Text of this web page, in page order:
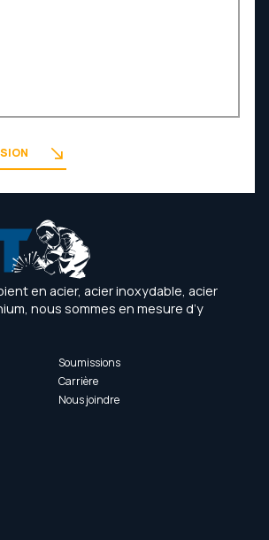
en acier, acier inoxydable, acier
nous sommes en mesure d’y
Soumissions
Carrière
Nous joindre